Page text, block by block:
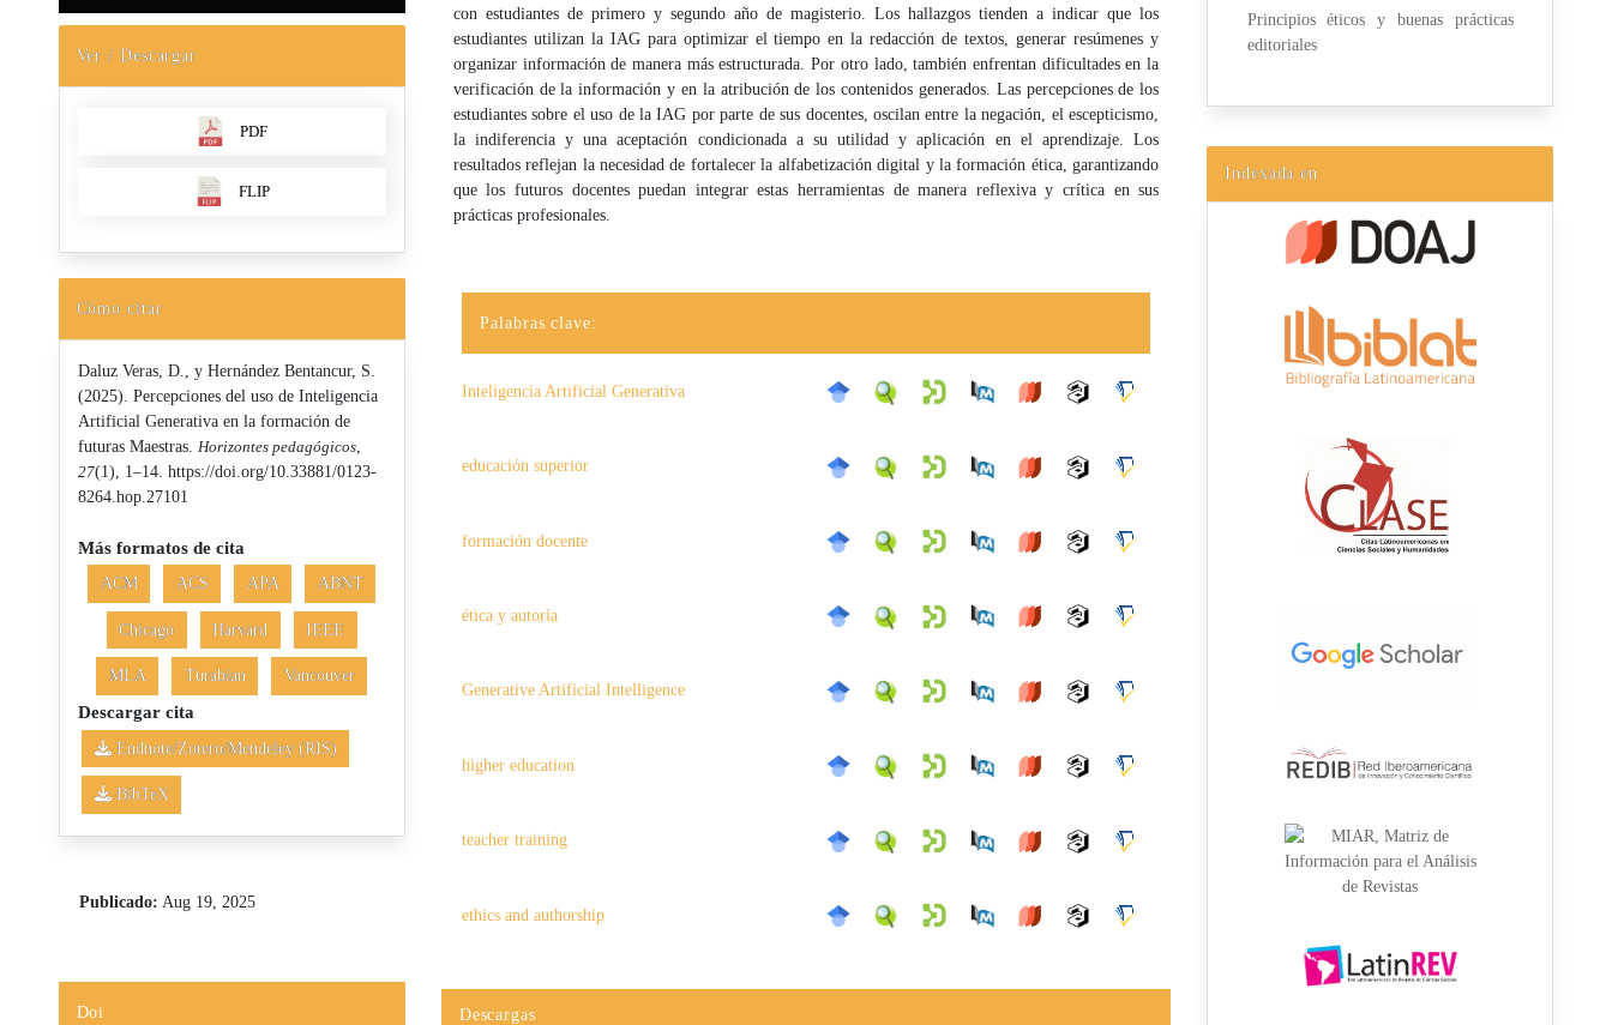
Ver / Descargar
PDF
FLIP
Cómo citar
Daluz Veras, D., y Hernández Bentancur, S.
(2025). Percepciones del uso de Inteligencia
Artificial Generativa en la formación de
futuras Maestras. Horizontes pedagógicos,
27(1), 1–14. https://doi.org/10.33881/0123-
8264.hop.27101
Más formatos de cita
ACM ACS APA ABNT
Chicago Harvard IEEE
MLA Turabian Vancouver
Descargar cita
Endnote/Zotero/Mendeley (RIS)
BibTeX
Publicado: Aug 19, 2025
Doi
con estudiantes de primero y segundo año de magisterio. Los hallazgos tienden a indicar que los
estudiantes utilizan la IAG para optimizar el tiempo en la redacción de textos, generar resúmenes y
organizar información de manera más estructurada. Por otro lado, también enfrentan dificultades en la
verificación de la información y en la atribución de los contenidos generados. Las percepciones de los
estudiantes sobre el uso de la IAG por parte de sus docentes, oscilan entre la negación, el escepticismo,
la indiferencia y una aceptación condicionada a su utilidad y aplicación en el aprendizaje. Los
resultados reflejan la necesidad de fortalecer la alfabetización digital y la formación ética, garantizando
que los futuros docentes puedan integrar estas herramientas de manera reflexiva y crítica en sus
prácticas profesionales.
Palabras clave:
Inteligencia Artificial Generativa
educación superior
formación docente
ética y autoría
Generative Artificial Intelligence
higher education
teacher training
ethics and authorship
Descargas
Principios éticos y buenas prácticas
editoriales
Indexada en